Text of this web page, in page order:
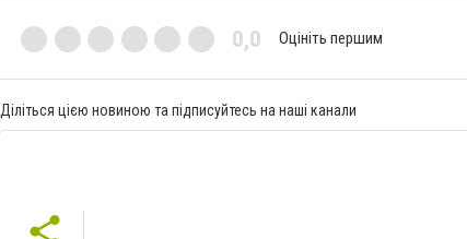
0,0 Оцініть першим
Діліться цією новиною та підписуйтесь на наші канали